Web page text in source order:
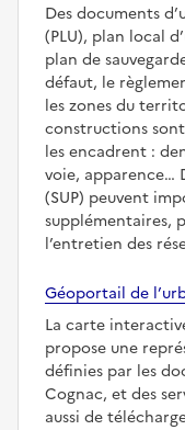
Des documents
(PLU), plan local
plan de
défaut, le
les zones du
constructions
les encadrent :
voie, apparence…
(SUP) peuvent
supplémentaires,
l’entretien des
Géoportail de
La carte
propose une
définies par les
Cognac, et des
aussi de